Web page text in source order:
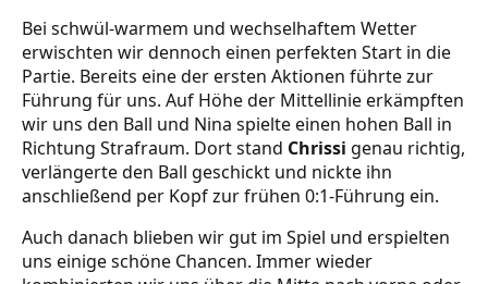
Bei schwül-warmem und wechselhaftem Wetter
erwischten wir dennoch einen perfekten Start in die
Partie. Bereits eine der ersten Aktionen führte zur
Führung für uns. Auf Höhe der Mittellinie erkämpften
wir uns den Ball und Nina spielte einen hohen Ball in
Richtung Strafraum. Dort stand Chrissi genau richtig,
verlängerte den Ball geschickt und nickte ihn
anschließend per Kopf zur frühen 0:1-Führung ein.
Auch danach blieben wir gut im Spiel und erspielten
uns einige schöne Chancen. Immer wieder